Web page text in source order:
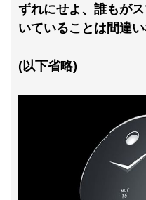
ずれにせよ、誰もが
いていることは間違い
(以下省略)